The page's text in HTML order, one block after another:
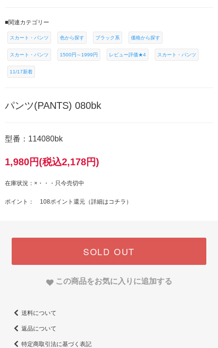
■関連カテゴリー
スカート・パンツ 色から探す ブラック系 価格から探す
スカート・パンツ 1500円～1999円 レビュー評価★4 スカート・パンツ
11/17新着
パンツ(PANTS) 080bk
型番：114080bk
1,980円(税込2,178円)
在庫状況：×・・・只今売切中
ポイント： 108ポイント還元（詳細はコチラ ）
SOLD OUT
この商品をお気に入りに追加する
送料について
返品について
特定商取引法に基づく表記